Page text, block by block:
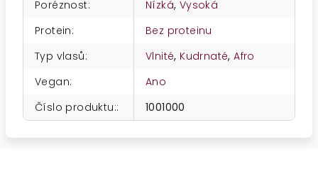
Poréznost: Nízká, Vysoká
Protein:
Bez proteinu
Typ vlasů: Vlnité, Kudrnaté,Afro
Vegan:
Ano
Číslo produktu:: 1001000